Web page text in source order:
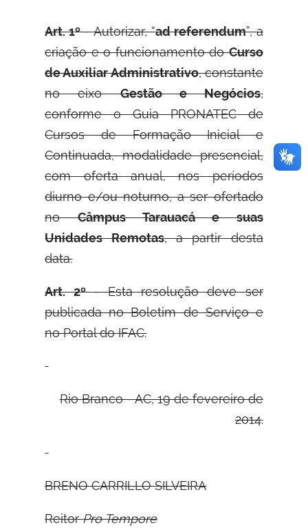
Art. 1º- Autorizar, “ad referendum”, a
criação e o funcionamento doCurso
de Auxiliar Administrativo, constante
no eixoGestão e Negócios,
conforme o Guia PRONATEC de
Cursos de Formação Inicial e
Continuada, modalidade presencial,
com oferta anual, nos períodos
diurno e/ou noturno, a ser ofertado
noCâmpus Tarauacá e suas
Unidades Remotas, a partir desta
data.
Art. 2º- Esta resolução deve ser
publicada no Boletim de Serviço e
no Portal do IFAC.
Rio Branco - AC, 19 de fevereiro de
2014.
BRENOCARRILLOSILVEIRA
ReitorPro Tempore